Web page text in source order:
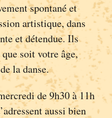
spontané et
artistique, dans
et détendue. Ils
soit votre âge,
la danse.
de 9h30 à 11h
aussi bien